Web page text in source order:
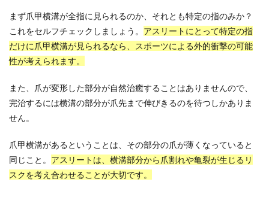
まず爪甲横溝が全指に見られるのか、それとも特定の指のみか？
これをセルフチェックしましょう。 アスリートにとって特定の指
だけに爪甲横溝が見られるなら、スポーツによる外的衝撃の可能
性が考えられます。
また、爪が変形した部分が自然治癒することはありませんので、
完治するには横溝の部分が爪先まで伸びきるのを待つしかありま
せん。
爪甲横溝があるということは、その部分の爪が薄くなっていると
同じこと。 アスリートは、横溝部分から爪割れや亀裂が生じるリ
スクを考え合わせることが大切です。